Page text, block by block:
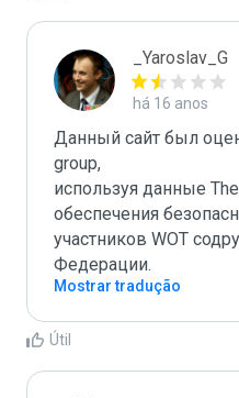
_Yaroslav_G
há 16 anos
Данный сайт был
group,
используя данные
обеспечения
участников WOT
Федерации.
Mostrar tradução
Útil